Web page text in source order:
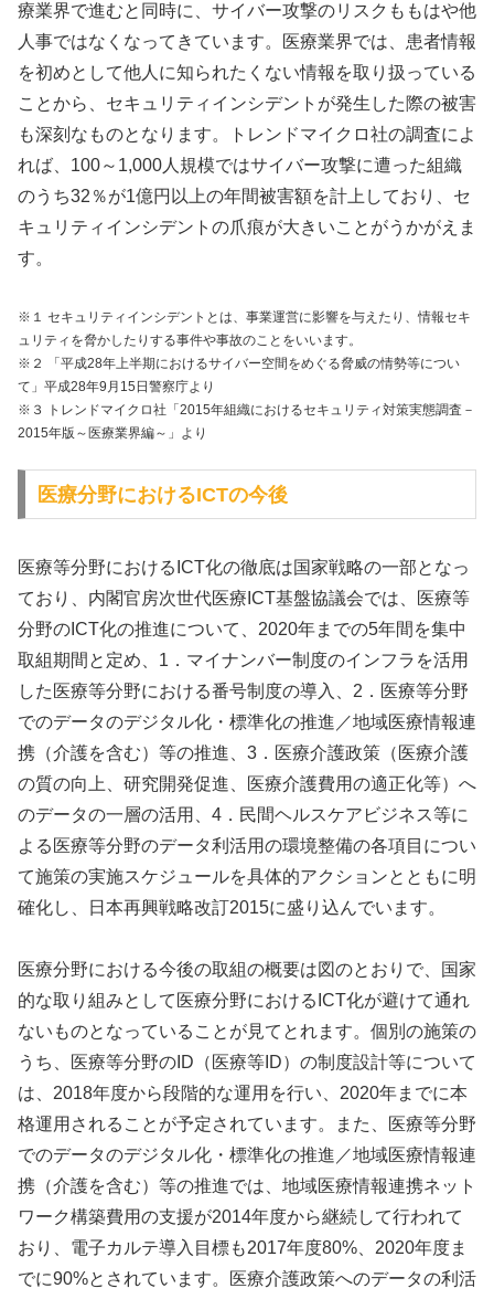
療業界で進むと同時に、サイバー攻撃のリスクももはや他
人事ではなくなってきています。医療業界では、患者情報
を初めとして他人に知られたくない情報を取り扱っている
ことから、セキュリティインシデントが発生した際の被害
も深刻なものとなります。トレンドマイクロ社の調査によ
れば、100～1,000人規模ではサイバー攻撃に遭った組織
のうち32％が1億円以上の年間被害額を計上しており、セ
キュリティインシデントの爪痕が大きいことがうかがえま
す。
※１ セキュリティインシデントとは、事業運営に影響を与えたり、情報セキ
ュリティを脅かしたりする事件や事故のことをいいます。
※２ 「平成28年上半期におけるサイバー空間をめぐる脅威の情勢等につい
て」平成28年9月15日警察庁より
※３ トレンドマイクロ社「2015年組織におけるセキュリティ対策実態調査－
2015年版～医療業界編～」より
医療分野におけるICTの今後
医療等分野におけるICT化の徹底は国家戦略の一部となっ
ており、内閣官房次世代医療ICT基盤協議会では、医療等
分野のICT化の推進について、2020年までの5年間を集中
取組期間と定め、1．マイナンバー制度のインフラを活用
した医療等分野における番号制度の導入、2．医療等分野
でのデータのデジタル化・標準化の推進／地域医療情報連
携（介護を含む）等の推進、3．医療介護政策（医療介護
の質の向上、研究開発促進、医療介護費用の適正化等）へ
のデータの一層の活用、4．民間ヘルスケアビジネス等に
よる医療等分野のデータ利活用の環境整備の各項目につい
て施策の実施スケジュールを具体的アクションとともに明
確化し、日本再興戦略改訂2015に盛り込んでいます。
医療分野における今後の取組の概要は図のとおりで、国家
的な取り組みとして医療分野におけるICT化が避けて通れ
ないものとなっていることが見てとれます。個別の施策の
うち、医療等分野のID（医療等ID）の制度設計等について
は、2018年度から段階的な運用を行い、2020年までに本
格運用されることが予定されています。また、医療等分野
でのデータのデジタル化・標準化の推進／地域医療情報連
携（介護を含む）等の推進では、地域医療情報連携ネット
ワーク構築費用の支援が2014年度から継続して行われて
おり、電子カルテ導入目標も2017年度80%、2020年度ま
でに90%とされています。医療介護政策へのデータの利活